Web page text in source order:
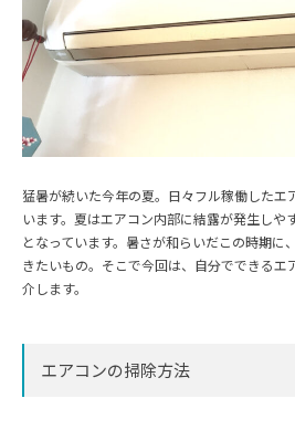
猛暑が続いた今年の夏。日々フル稼働したエ
います。夏はエアコン内部に結露が発生しや
となっています。暑さが和らいだこの時期に
きたいもの。そこで今回は、自分でできる
介します。
エアコンの掃除方法